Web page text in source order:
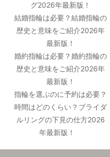
グ2026年最新版！
結婚指輪は必要？結婚指輪の
歴史と意味をご紹介2026年
最新版！
婚約指輪は必要？婚約指輪の
歴史と意味をご紹介2026年
最新版！
指輪を選ぶのに予約は必要？
時間はどのくらい？ブライダ
ルリングの下見の仕方2026
年最新版！